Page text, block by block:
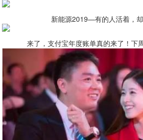
新能源2019—有的人活着，
来了，支付宝年度账单真的来了！下